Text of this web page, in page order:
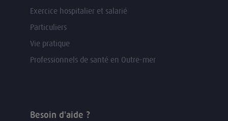
Exercice hospitalier et salarié
Particuliers
Vie pratique
Professionnels de santé en Outre-mer
Besoin d'aide ?